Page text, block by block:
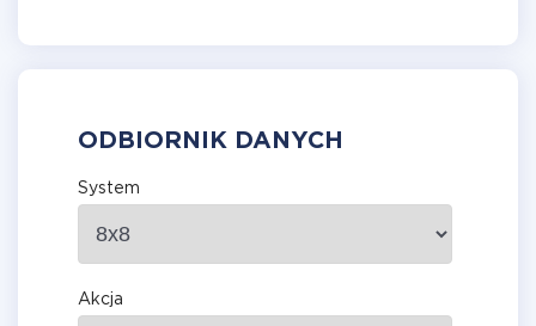
ODBIORNIK DANYCH
System
Akcja